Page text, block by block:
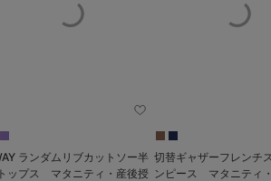
ランダムリブカットソー半
ップス マタニティ・産後授
切替ギャザーフレンチ
ンピース マタニティ